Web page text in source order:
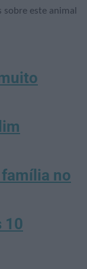
este animal
no
10